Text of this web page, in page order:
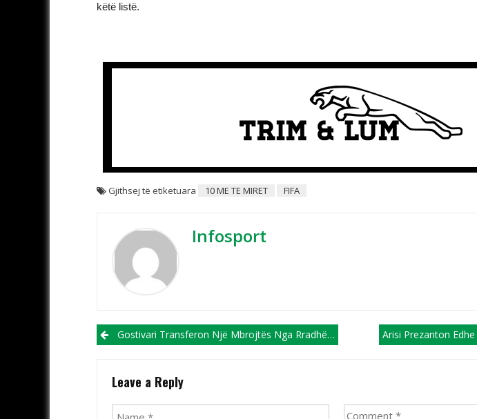
këtë listë.
Gjithsej të etiketuara 10 ME TE MIRET FIFA
Infosport
Post navigation
Gostivari Transferon Një Mbrojtës Nga Rradhët E Sileksit Arisi Prezanton
Leave a Reply